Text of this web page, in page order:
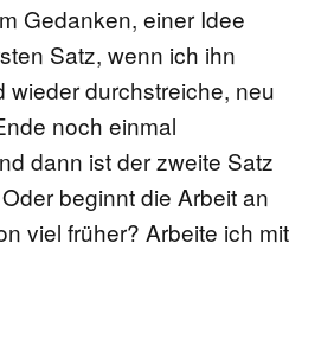
Gedanken, einer Idee
Satz, wenn ich ihn
wieder durchstreiche, neu
noch einmal
dann ist der zweite Satz
beginnt die Arbeit an
viel früher? Arbeite ich mit